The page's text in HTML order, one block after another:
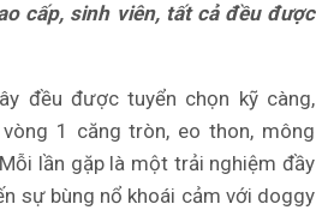
cấp, sinh viên, tất cả đều được
đều được tuyển chọn kỹ càng,
1 căng tròn, eo thon, mông
lần gặp là một trải nghiệm đầy
sự bùng nổ khoái cảm với doggy